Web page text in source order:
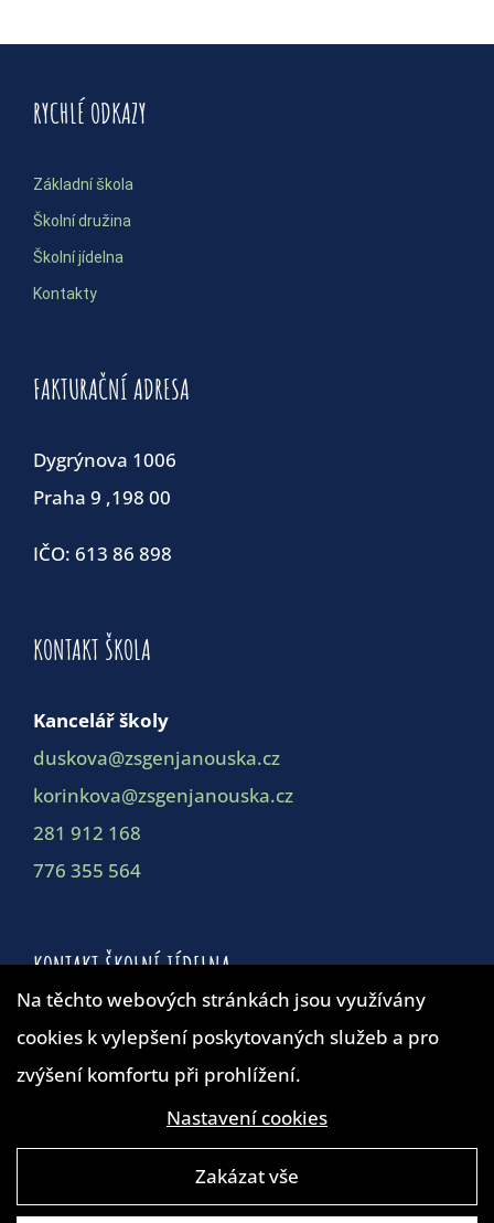
RYCHLÉ ODKAZY
Základní škola
Školní družina
Školní jídelna
Kontakty
FAKTURAČNÍ ADRESA
Dygrýnova 1006
Praha 9 ,198 00
IČO: 613 86 898
KONTAKT ŠKOLA
Kancelář školy
duskova@zsgenjanouska.cz
korinkova@zsgenjanouska.cz
281 912 168
776 355 564
KONTAKT ŠKOLNÍ JÍDELNA
Školní jídelna
duskova@zsgenjanouska.cz
Na těchto webových stránkách jsou využívány
cookies k vylepšení poskytovaných služeb a pro
zvýšení komfortu při prohlížení.
Nastavení cookies
Zakázat vše